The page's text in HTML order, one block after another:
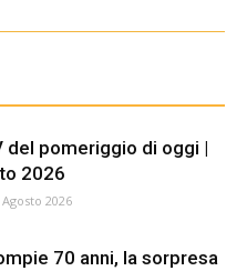
del pomeriggio di oggi |
2026
Agosto 2026
70 anni, la sorpresa